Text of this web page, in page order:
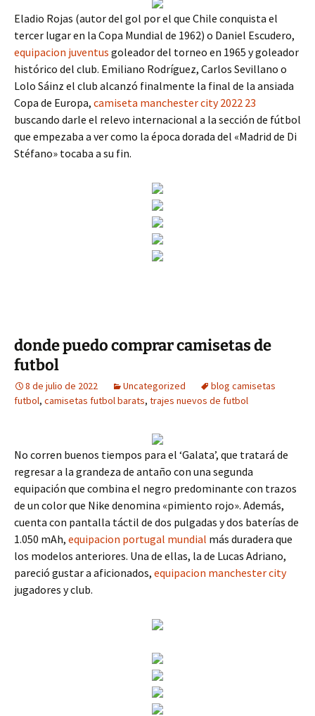
Eladio Rojas (autor del gol por el que Chile conquista el
tercer lugar en la Copa Mundial de 1962) o Daniel Escudero,
equipacion juventus goleador del torneo en 1965 y goleador
histórico del club. Emiliano Rodríguez, Carlos Sevillano o
Lolo Sáinz el club alcanzó finalmente la final de la ansiada
Copa de Europa, camiseta manchester city 2022 23
buscando darle el relevo internacional a la sección de fútbol
que empezaba a ver como la época dorada del «Madrid de Di
Stéfano» tocaba a su fin.
donde puedo comprar camisetas de
futbol
8 de julio de 2022 Uncategorized
blog camisetas
futbol, camisetas futbol barats, trajes nuevos de futbol
No corren buenos tiempos para el ‘Galata’, que tratará de
regresar a la grandeza de antaño con una segunda
equipación que combina el negro predominante con trazos
de un color que Nike denomina «pimiento rojo». Además,
cuenta con pantalla táctil de dos pulgadas y dos baterías de
1.050 mAh, equipacion portugal mundial más duradera que
los modelos anteriores. Una de ellas, la de Lucas Adriano,
pareció gustar a aficionados, equipacion manchester city
jugadores y club.